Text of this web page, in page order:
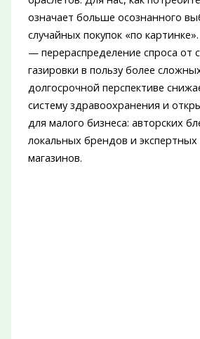
означает больше осознанного
случайных покупок «по
— перераспределение спроса от
газировки в пользу более
долгосрочной перспективе
систему здравоохранения и
для малого бизнеса: авторских
локальных брендов и
магазинов.